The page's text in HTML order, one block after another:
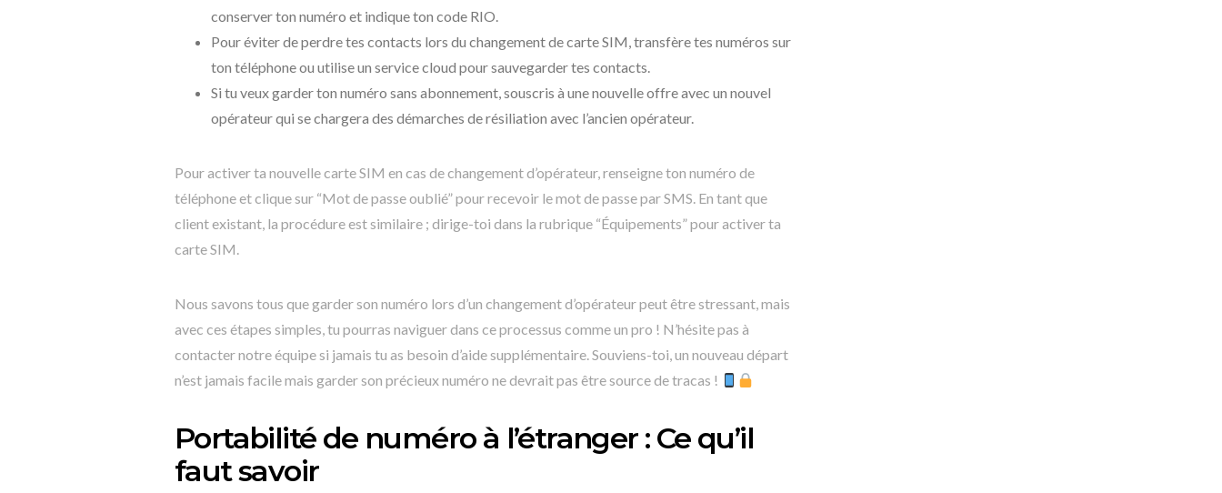
conserver ton numéro et indique ton code RIO.
Pour éviter de perdre tes contacts lors du changement de carte SIM, transfère tes numéros sur
ton téléphone ou utilise un service cloud pour sauvegarder tes contacts.
Si tu veux garder ton numéro sans abonnement, souscris à une nouvelle offre avec un nouvel
opérateur qui se chargera des démarches de résiliation avec l’ancien opérateur.
Pour activer ta nouvelle carte SIM en cas de changement d’opérateur, renseigne ton numéro de
téléphone et clique sur “Mot de passe oublié” pour recevoir le mot de passe par SMS. En tant que
client existant, la procédure est similaire ; dirige-toi dans la rubrique “Équipements” pour activer ta
carte SIM.
Nous savons tous que garder son numéro lors d’un changement d’opérateur peut être stressant, mais
avec ces étapes simples, tu pourras naviguer dans ce processus comme un pro ! N’hésite pas à
contacter notre équipe si jamais tu as besoin d’aide supplémentaire. Souviens-toi, un nouveau départ
n’est jamais facile mais garder son précieux numéro ne devrait pas être source de tracas !
Portabilité de numéro à l’étranger : Ce qu’il
faut savoir